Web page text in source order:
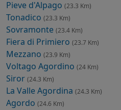
Pieve d'Alpago (23.3 Km)
Tonadico (23.3 Km)
Sovramonte (23.4 Km)
Fiera di Primiero (23.7 Km)
Mezzano (23.9 Km)
Voltago Agordino (24 Km)
Siror (24.3 Km)
La Valle Agordina (24.3 Km)
Agordo (24.6 Km)